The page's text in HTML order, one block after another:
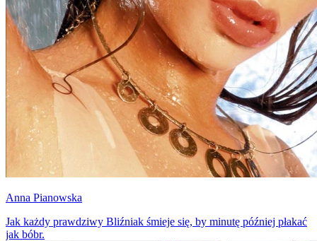
Anna Pianowska
Jak każdy prawdziwy Bliźniak śmieje się, by minutę później płakać
jak bóbr.